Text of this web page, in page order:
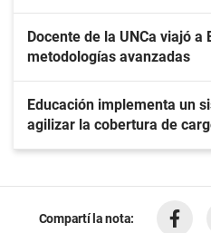
Docente de la UNCa viajó a
metodologías avanzadas
Educación implementa un
agilizar la cobertura de
Compartí la nota: